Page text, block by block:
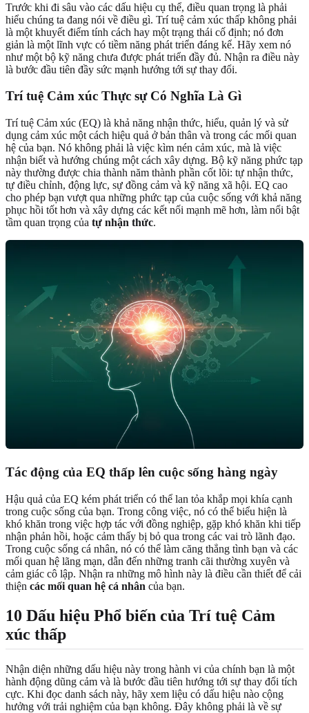
Trước khi đi sâu vào các dấu hiệu cụ thể, điều quan trọng là phải
hiểu chúng ta đang nói về điều gì. Trí tuệ cảm xúc thấp không phải
là một khuyết điểm tính cách hay một trạng thái cố định; nó đơn
giản là một lĩnh vực có tiềm năng phát triển đáng kể. Hãy xem nó
như một bộ kỹ năng chưa được phát triển đầy đủ. Nhận ra điều này
là bước đầu tiên đầy sức mạnh hướng tới sự thay đổi.
Trí tuệ Cảm xúc Thực sự Có Nghĩa Là Gì
Trí tuệ Cảm xúc (EQ) là khả năng nhận thức, hiểu, quản lý và sử
dụng cảm xúc một cách hiệu quả ở bản thân và trong các mối quan
hệ của bạn. Nó không phải là việc kìm nén cảm xúc, mà là việc
nhận biết và hướng chúng một cách xây dựng. Bộ kỹ năng phức tạp
này thường được chia thành năm thành phần cốt lõi: tự nhận thức,
tự điều chỉnh, động lực, sự đồng cảm và kỹ năng xã hội. EQ cao
cho phép bạn vượt qua những phức tạp của cuộc sống với khả năng
phục hồi tốt hơn và xây dựng các kết nối mạnh mẽ hơn, làm nổi bật
tầm quan trọng của tự nhận thức.
Tác động của EQ thấp lên cuộc sống hàng ngày
Hậu quả của EQ kém phát triển có thể lan tỏa khắp mọi khía cạnh
trong cuộc sống của bạn. Trong công việc, nó có thể biểu hiện là
khó khăn trong việc hợp tác với đồng nghiệp, gặp khó khăn khi tiếp
nhận phản hồi, hoặc cảm thấy bị bỏ qua trong các vai trò lãnh đạo.
Trong cuộc sống cá nhân, nó có thể làm căng thẳng tình bạn và các
mối quan hệ lãng mạn, dẫn đến những tranh cãi thường xuyên và
cảm giác cô lập. Nhận ra những mô hình này là điều cần thiết để cải
thiện các mối quan hệ cá nhân của bạn.
10 Dấu hiệu Phổ biến của Trí tuệ Cảm
xúc thấp
Nhận diện những dấu hiệu này trong hành vi của chính bạn là một
hành động dũng cảm và là bước đầu tiên hướng tới sự thay đổi tích
cực. Khi đọc danh sách này, hãy xem liệu có dấu hiệu nào cộng
hưởng với trải nghiệm của bạn không. Đây không phải là về sự